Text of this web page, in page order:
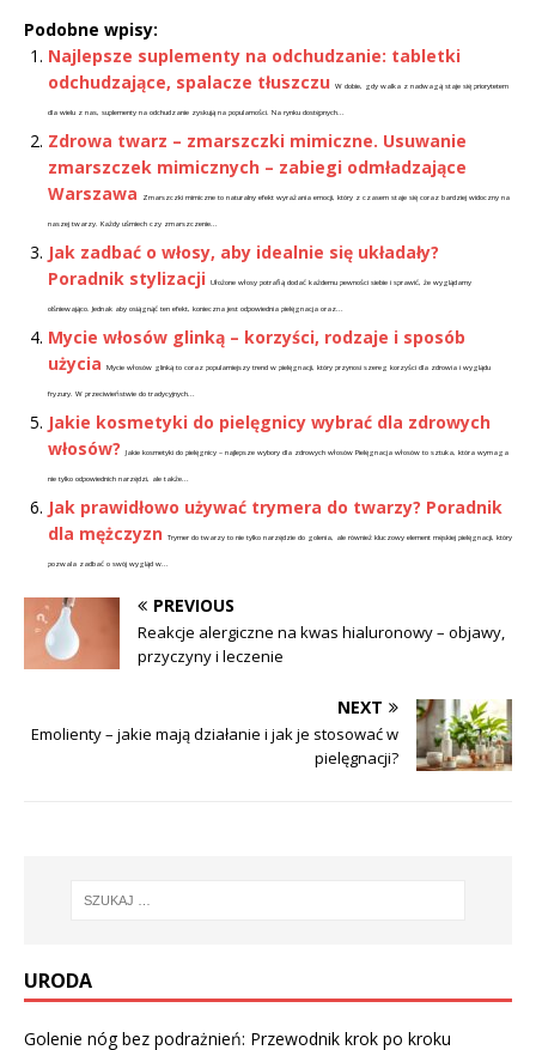
Podobne wpisy:
Najlepsze suplementy na odchudzanie: tabletki
odchudzające, spalacze tłuszczu
W dobie, gdy walka z nadwagą staje się priorytetem
dla wielu z nas, suplementy na odchudzanie zyskują na popularności. Na rynku dostępnych...
Zdrowa twarz – zmarszczki mimiczne. Usuwanie
zmarszczek mimicznych – zabiegi odmładzające
Warszawa
Zmarszczki mimiczne to naturalny efekt wyrażania emocji, który z czasem staje się coraz bardziej widoczny na
naszej twarzy. Każdy uśmiech czy zmarszczenie...
Jak zadbać o włosy, aby idealnie się układały?
Poradnik stylizacji
Ułożone włosy potrafią dodać każdemu pewności siebie i sprawić, że wyglądamy
olśniewająco. Jednak aby osiągnąć ten efekt, konieczna jest odpowiednia pielęgnacja oraz...
Mycie włosów glinką – korzyści, rodzaje i sposób
użycia
Mycie włosów glinką to coraz popularniejszy trend w pielęgnacji, który przynosi szereg korzyści dla zdrowia i wyglądu
fryzury. W przeciwieństwie do tradycyjnych...
Jakie kosmetyki do pielęgnicy wybrać dla zdrowych
włosów?
Jakie kosmetyki do pielęgnicy – najlepsze wybory dla zdrowych włosów Pielęgnacja włosów to sztuka, która wymaga
nie tylko odpowiednich narzędzi, ale także...
Jak prawidłowo używać trymera do twarzy? Poradnik
dla mężczyzn
Trymer do twarzy to nie tylko narzędzie do golenia, ale również kluczowy element męskiej pielęgnacji, który
pozwala zadbać o swój wygląd w...
PREVIOUS
Reakcje alergiczne na kwas hialuronowy – objawy,
przyczyny i leczenie
NEXT
Emolienty – jakie mają działanie i jak je stosować w
pielęgnacji?
URODA
Golenie nóg bez podrażnień: Przewodnik krok po kroku